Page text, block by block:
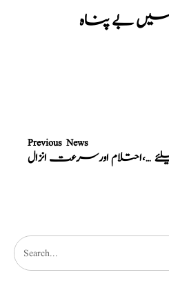
بے پناہ
Previous News
نسخہ الشفاء : معجون لاجواب، مُقوی باہ، دافع جریان،احتلام اورسرعت انزال